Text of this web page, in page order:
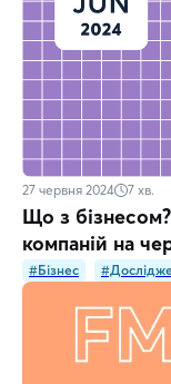
27 червня 2024 7 хв.
Що з
компаній на
#Бізнес